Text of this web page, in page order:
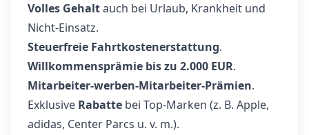
Volles Gehaltauch bei Urlaub, Krankheit und
Nicht-Einsatz.
Steuerfreie Fahrtkostenerstattung.
Willkommensprämie bis zu 2.000 EUR.
Mitarbeiter-werben-Mitarbeiter-Prämien.
Exklusive Rabatte bei Top-Marken (z. B. Apple,
adidas, Center Parcs u. v. m.).